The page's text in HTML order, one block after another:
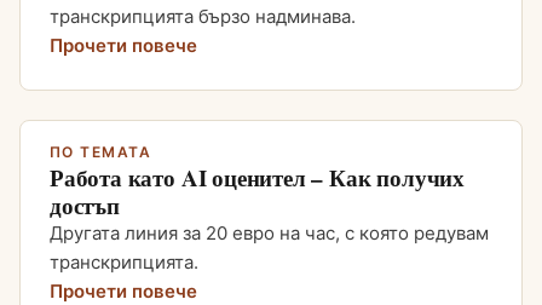
транскрипцията бързо надминава.
Прочети повече
ПО ТЕМАТА
Работа като AI оценител – Как получих
достъп
Другата линия за 20 евро на час, с която редувам
транскрипцията.
Прочети повече